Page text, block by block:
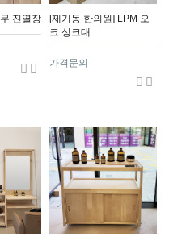
진열장
[제기동 한의원] LPM 오
크 싱크대
가격문의